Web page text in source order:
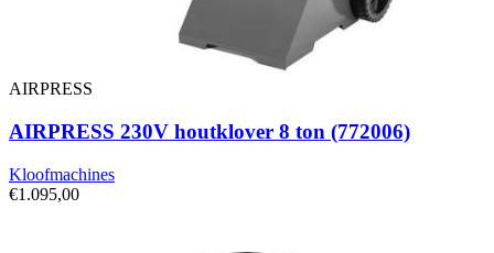
AIRPRESS
AIRPRESS 230V houtklover 8 ton (772006)
Kloofmachines
€1.095,00